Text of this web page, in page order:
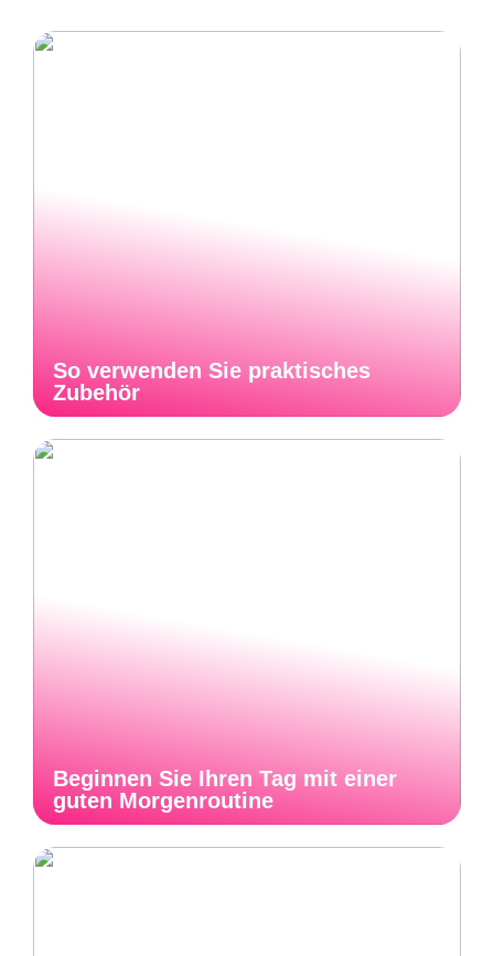
So verwenden Sie praktisches
Zubehör
Beginnen Sie Ihren Tag mit einer
guten Morgenroutine